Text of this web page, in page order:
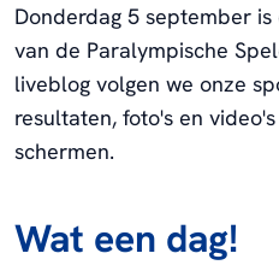
Donderdag 5 september
van de Paralympische
liveblog volgen we onze
resultaten, foto's en
schermen.
Wat een dag!